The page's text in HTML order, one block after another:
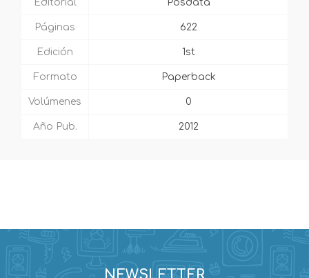
Editorial Posdata
Páginas 622
Edición 1st
Formato Paperback
Volúmenes 0
Año Pub. 2012